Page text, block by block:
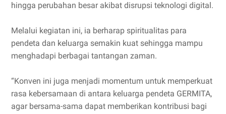
hingga perubahan besar akibat disrupsi teknologi digital.
Melalui kegiatan ini, ia berharap spiritualitas para
pendeta dan keluarga semakin kuat sehingga mampu
menghadapi berbagai tantangan zaman.
“Konven ini juga menjadi momentum untuk memperkuat
rasa kebersamaan di antara keluarga pendeta GERMITA,
agar bersama-sama dapat memberikan kontribusi bagi